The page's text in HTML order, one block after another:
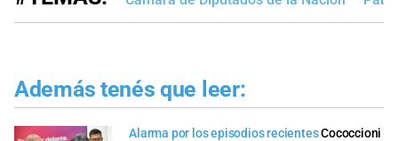
Además tenés que leer:
Alarma por los episodios recientesCococcioni